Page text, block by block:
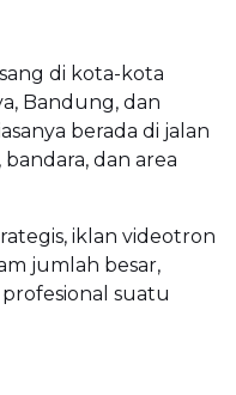
di kota-kota
Bandung, dan
berada di jalan
dan area
iklan videotron
jumlah besar,
suatu